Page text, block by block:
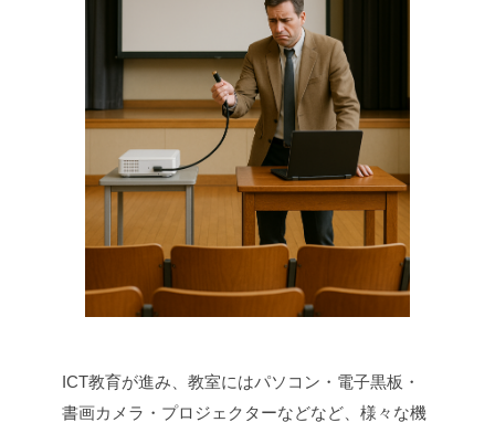
ICT教育が進み、教室にはパソコン・電子黒板・
書画カメラ・プロジェクターなどなど、様々な機